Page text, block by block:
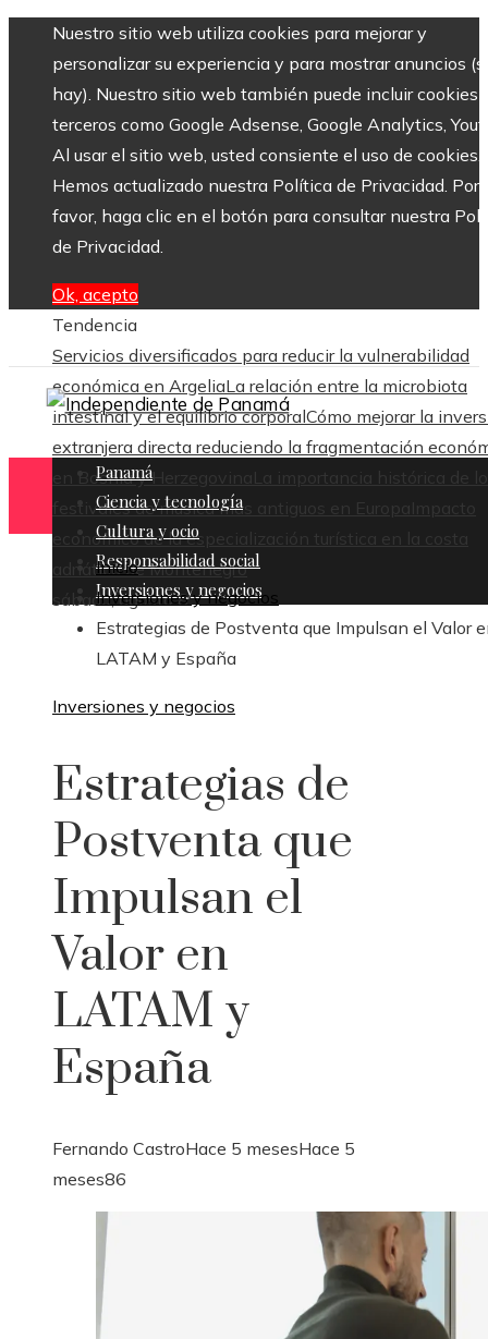
Nuestro sitio web utiliza cookies para mejorar y
personalizar su experiencia y para mostrar anuncios
hay). Nuestro sitio web también puede incluir cookies
terceros como Google Adsense, Google Analytics,
Al usar el sitio web, usted consiente el uso de cookies.
Hemos actualizado nuestra Política de Privacidad. Por
favor, haga clic en el botón para consultar nuestra
de Privacidad.
Ok, acepto
Tendencia
Servicios diversificados para reducir la vulnerabilidad
económica en ArgeliaLa relación entre la microbiota
intestinal y el equilibrio corporalCómo mejorar la
extranjera directa reduciendo la fragmentación
en Bosnia y Herzegovina
La importancia histórica de
festivales de música más antiguos en Europa
Impacto
económico de la especialización turística en la costa
adriática de Montenegro
sábado, agosto 8
Panamá
Ciencia y tecnología
Cultura y ocio
Responsabilidad social
Inversiones y negocios
Inicio
Inversiones y negocios
Estrategias de Postventa que Impulsan el Valor
LATAM y España
Inversiones y negocios
Estrategias de
Postventa que
Impulsan el
Valor en
LATAM y
España
Fernando CastroHace 5 mesesHace 5
meses86